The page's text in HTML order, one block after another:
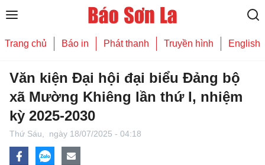
Trang chủ Báo in Phát thanh Truyền hình English
Văn kiện Đại hội đại biểu Đảng bộ
xã Mường Khiêng lần thứ I, nhiệm
kỳ 2025-2030
Thứ Sáu, ngày 18/07/2025 - 04:18